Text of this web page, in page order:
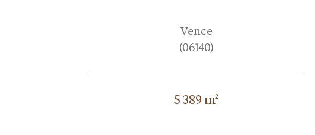
Vence
(06140)
5 389 m²